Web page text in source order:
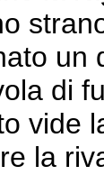
un
di
vide
la